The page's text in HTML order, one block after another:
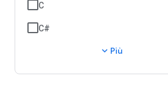
C
C#
expand_more Più